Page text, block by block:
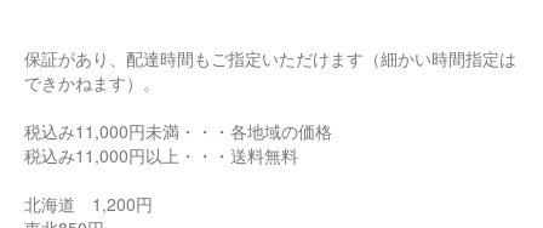
保証があり、配達時間もご指定いただけます（細かい時間指定は
できかねます）。
税込み11,000円未満・・・各地域の価格
税込み11,000円以上・・・送料無料
北海道 1,200円